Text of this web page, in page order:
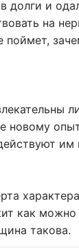
долги и
на
поймет,
новому
им
как можно
такова.